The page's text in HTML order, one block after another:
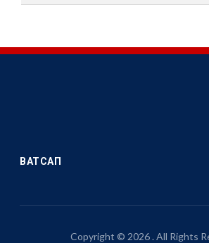
ВАТСАП
Copyright © 2026 . All Rights